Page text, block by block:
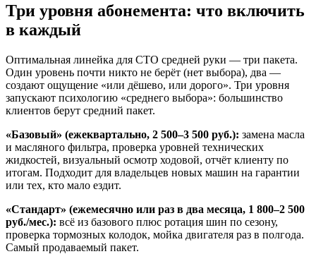
Три уровня абонемента: что включить
в каждый
Оптимальная линейка для СТО средней руки — три пакета.
Один уровень почти никто не берёт (нет выбора), два —
создают ощущение «или дёшево, или дорого». Три уровня
запускают психологию «среднего выбора»: большинство
клиентов берут средний пакет.
«Базовый» (ежеквартально, 2 500–3 500 руб.): замена масла
и масляного фильтра, проверка уровней технических
жидкостей, визуальный осмотр ходовой, отчёт клиенту по
итогам. Подходит для владельцев новых машин на гарантии
или тех, кто мало ездит.
«Стандарт» (ежемесячно или раз в два месяца, 1 800–2 500
руб./мес.): всё из базового плюс ротация шин по сезону,
проверка тормозных колодок, мойка двигателя раз в полгода.
Самый продаваемый пакет.